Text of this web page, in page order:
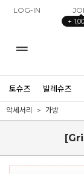
LOG-IN
+
토슈즈 발레슈즈
악세서리 가방